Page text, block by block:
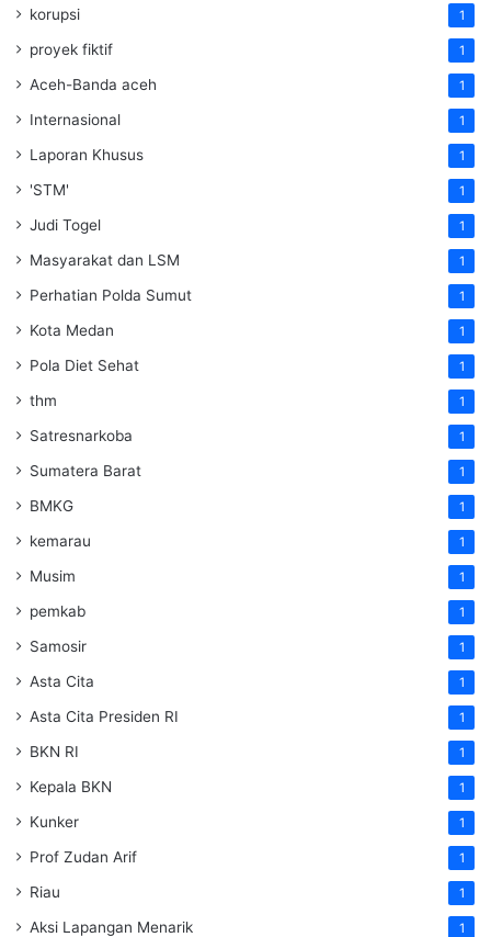
korupsi 1
proyek fiktif 1
Aceh-Banda aceh 1
Internasional 1
Laporan Khusus 1
'STM' 1
Judi Togel 1
Masyarakat dan LSM 1
Perhatian Polda Sumut 1
Kota Medan 1
Pola Diet Sehat 1
thm 1
Satresnarkoba 1
Sumatera Barat 1
BMKG 1
kemarau 1
Musim 1
pemkab 1
Samosir 1
Asta Cita 1
Asta Cita Presiden RI 1
BKN RI 1
Kepala BKN 1
Kunker 1
Prof Zudan Arif 1
Riau 1
Aksi Lapangan Menarik 1